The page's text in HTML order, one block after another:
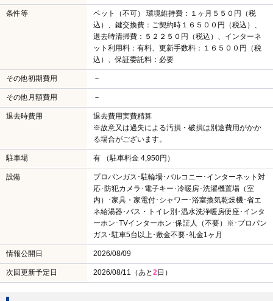
条件等
ペット（不可） 環境維持費：１ヶ月５５０円（税
込）、鍵交換費：ご契約時１６５００円（税込）、
退去時清掃費：５２２５０円（税込）、インターネ
ット利用料：有料、更新手数料：１６５００円（税
込）、保証委託料：必要
その他初期費用 －
その他月額費用 －
退去時費用
退去費用実費精算
※故意又は過失による汚損・破損は別途費用がかか
る場合がございます。
駐車場 有 （駐車料金 4,950円）
設備
プロパンガス･駐輪場･バルコニー･インターネット対
応･防犯カメラ･電子キー･冷暖房･洗濯機置場（室
内）･家具・家電付･シャワー･浴室換気乾燥機･省エ
ネ給湯器･バス・トイレ別･温水洗浄暖房便座･インタ
ーホン･TVインターホン･保証人（不要）※･プロパン
ガス･駐車5台以上･敷金不要･礼金1ヶ月
情報公開日 2026/08/09
次回更新予定日 2026/08/11（あと2日）